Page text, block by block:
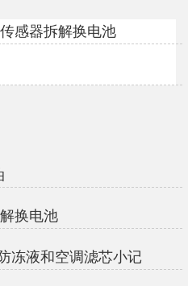
感器拆解换电池
换电池
冻液和空调滤芯小记